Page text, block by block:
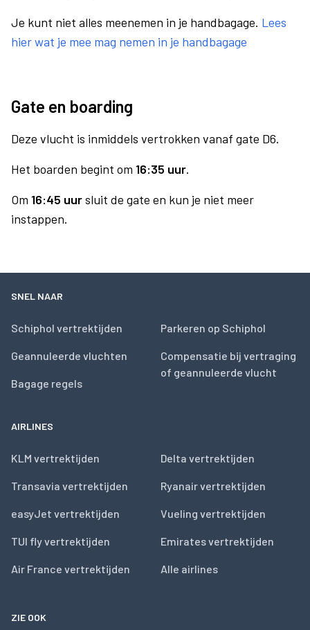
Je kunt niet alles meenemen in je handbagage. Lees
hier wat je mee mag nemen in je handbagage
Gate en boarding
Deze vlucht is inmiddels vertrokken vanaf gate D6.
Het boarden begint om 16:35 uur.
Om 16:45 uursluit de gate en kun je niet meer
instappen.
SNEL NAAR
Schiphol vertrektijden
Geannuleerde vluchten
Bagage regels
Parkeren op Schiphol
Compensatie bij vertraging
of geannuleerde vlucht
AIRLINES
KLM vertrektijden
Transavia vertrektijden
easyJet vertrektijden
TUI fly vertrektijden
Air France vertrektijden
Delta vertrektijden
Ryanair vertrektijden
Vueling vertrektijden
Emirates vertrektijden
Alle airlines
ZIE OOK